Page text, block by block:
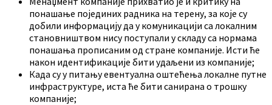
понашање појединих радника на терену, за које су
добили информацију да у комуникацији са локалним
становништвом нису поступали у складу са нормама
понашања прописаним од стране компаније. Исти ће
након идентификације бити удаљени из компаније;
Када су у питању евентуална оштећења локалне путне
инфраструктуре, иста ће бити санирана о трошку
компаније;